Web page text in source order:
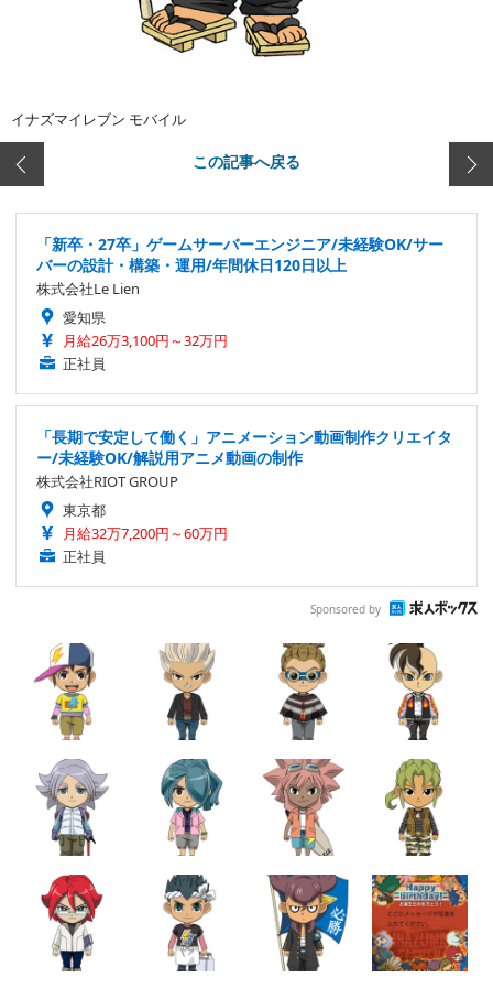
イナズマイレブン モバイル
この記事へ戻る
「新卒・27卒」ゲームサーバーエンジニア/未経験OK/サー
バーの設計・構築・運用/年間休日120日以上
株式会社Le Lien
愛知県
月給26万3,100円～32万円
正社員
「長期で安定して働く」アニメーション動画制作クリエイタ
ー/未経験OK/解説用アニメ動画の制作
株式会社RIOT GROUP
東京都
月給32万7,200円～60万円
正社員
Sponsored by